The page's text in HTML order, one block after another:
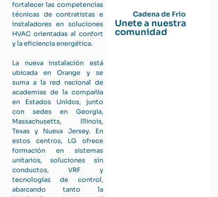
fortalecer las competencias
técnicas de contratistas e
instaladores en soluciones
HVAC orientadas al confort
y la eficiencia energética.
La nueva instalación está
ubicada en Orange y se
suma a la red nacional de
academias de la compañía
en Estados Unidos, junto
con sedes en Georgia,
Massachusetts, Illinois,
Texas y Nueva Jersey. En
estos centros, LG ofrece
formación en sistemas
unitarios, soluciones sin
conductos, VRF y
tecnologías de control,
abarcando tanto la
Cadena de Frio
Unete a nuestra
comunidad